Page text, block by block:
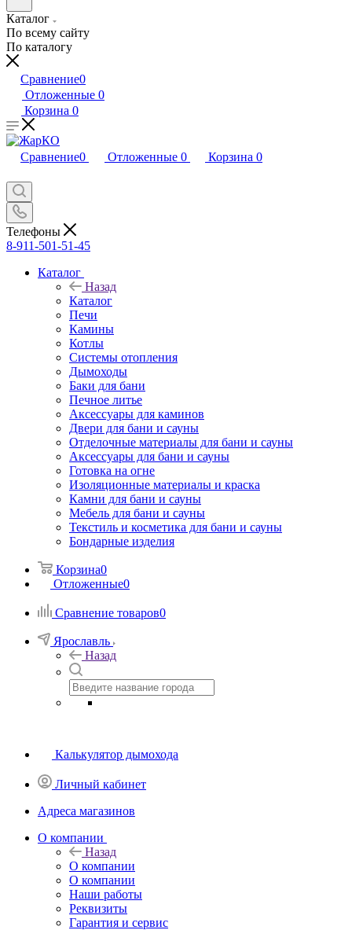
Каталог
По всему сайту
По каталогу
Сравнение0
Отложенные 0
Корзина 0
Сравнение0 Отложенные 0 Корзина 0
Телефоны
8-911-501-51-45
Каталог
Назад
Каталог
Печи
Камины
Котлы
Системы отопления
Дымоходы
Баки для бани
Печное литье
Аксессуары для каминов
Двери для бани и сауны
Отделочные материалы для бани и сауны
Аксессуары для бани и сауны
Готовка на огне
Изоляционные материалы и краска
Камни для бани и сауны
Мебель для бани и сауны
Текстиль и косметика для бани и сауны
Бондарные изделия
Корзина0
Отложенные0
Сравнение товаров0
Ярославль
Назад
Калькулятор дымохода
Личный кабинет
Адреса магазинов
O компании
Назад
O компании
О компании
Наши работы
Реквизиты
Гарантия и сервис